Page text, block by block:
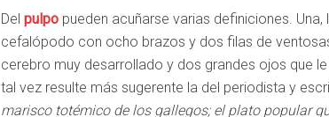
Del pulpo pueden acuñarse varias definiciones.
cefalópodo con ocho brazos y dos filas de
cerebro muy desarrollado y dos grandes ojos que
tal vez resulte más sugerente la del periodista y
marisco totémico de los gallegos; el plato popular